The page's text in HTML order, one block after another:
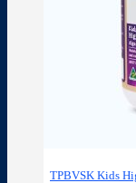
TPBVSK Kids